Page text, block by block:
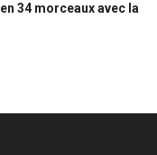
34 morceaux avec la